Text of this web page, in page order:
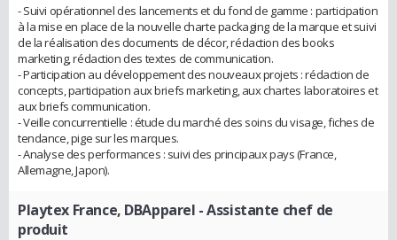
- Suivi opérationnel des lancements et du fond de gamme : participation
à la mise en place de la nouvelle charte packaging de la marque et suivi
de la réalisation des documents de décor, rédaction des books
marketing, rédaction des textes de communication.
- Participation au développement des nouveaux projets : rédaction de
concepts, participation aux briefs marketing, aux chartes laboratoires et
aux briefs communication.
- Veille concurrentielle : étude du marché des soins du visage, fiches de
tendance, pige sur les marques.
- Analyse des performances : suivi des principaux pays (France,
Allemagne, Japon).
Playtex France, DBApparel - Assistante chef de
produit